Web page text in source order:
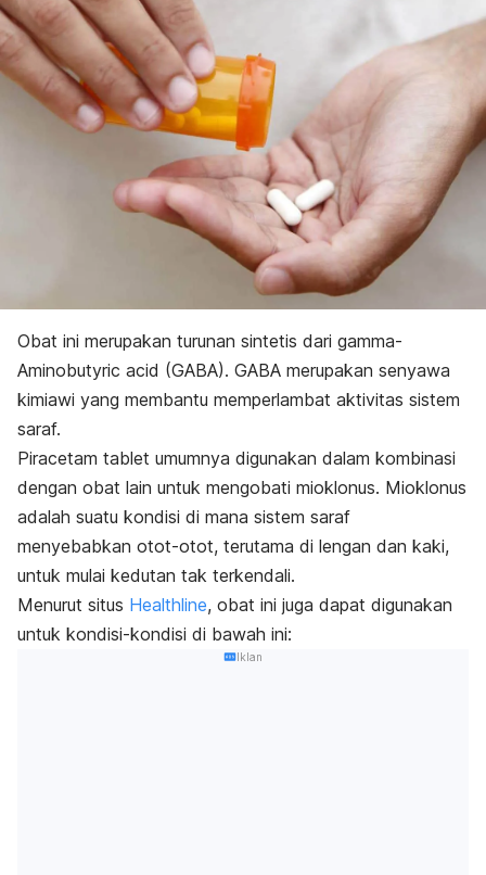
Obat ini merupakan turunan sintetis dari gamma-
Aminobutyric acid (GABA). GABA merupakan senyawa
kimiawi yang membantu memperlambat aktivitas sistem
saraf.
Piracetam tablet umumnya digunakan dalam kombinasi
dengan obat lain untuk mengobati mioklonus. Mioklonus
adalah suatu kondisi di mana sistem saraf
menyebabkan otot-otot, terutama di lengan dan kaki,
untuk mulai kedutan tak terkendali.
Menurut situs Healthline, obat ini juga dapat digunakan
untuk kondisi-kondisi di bawah ini:
Iklan